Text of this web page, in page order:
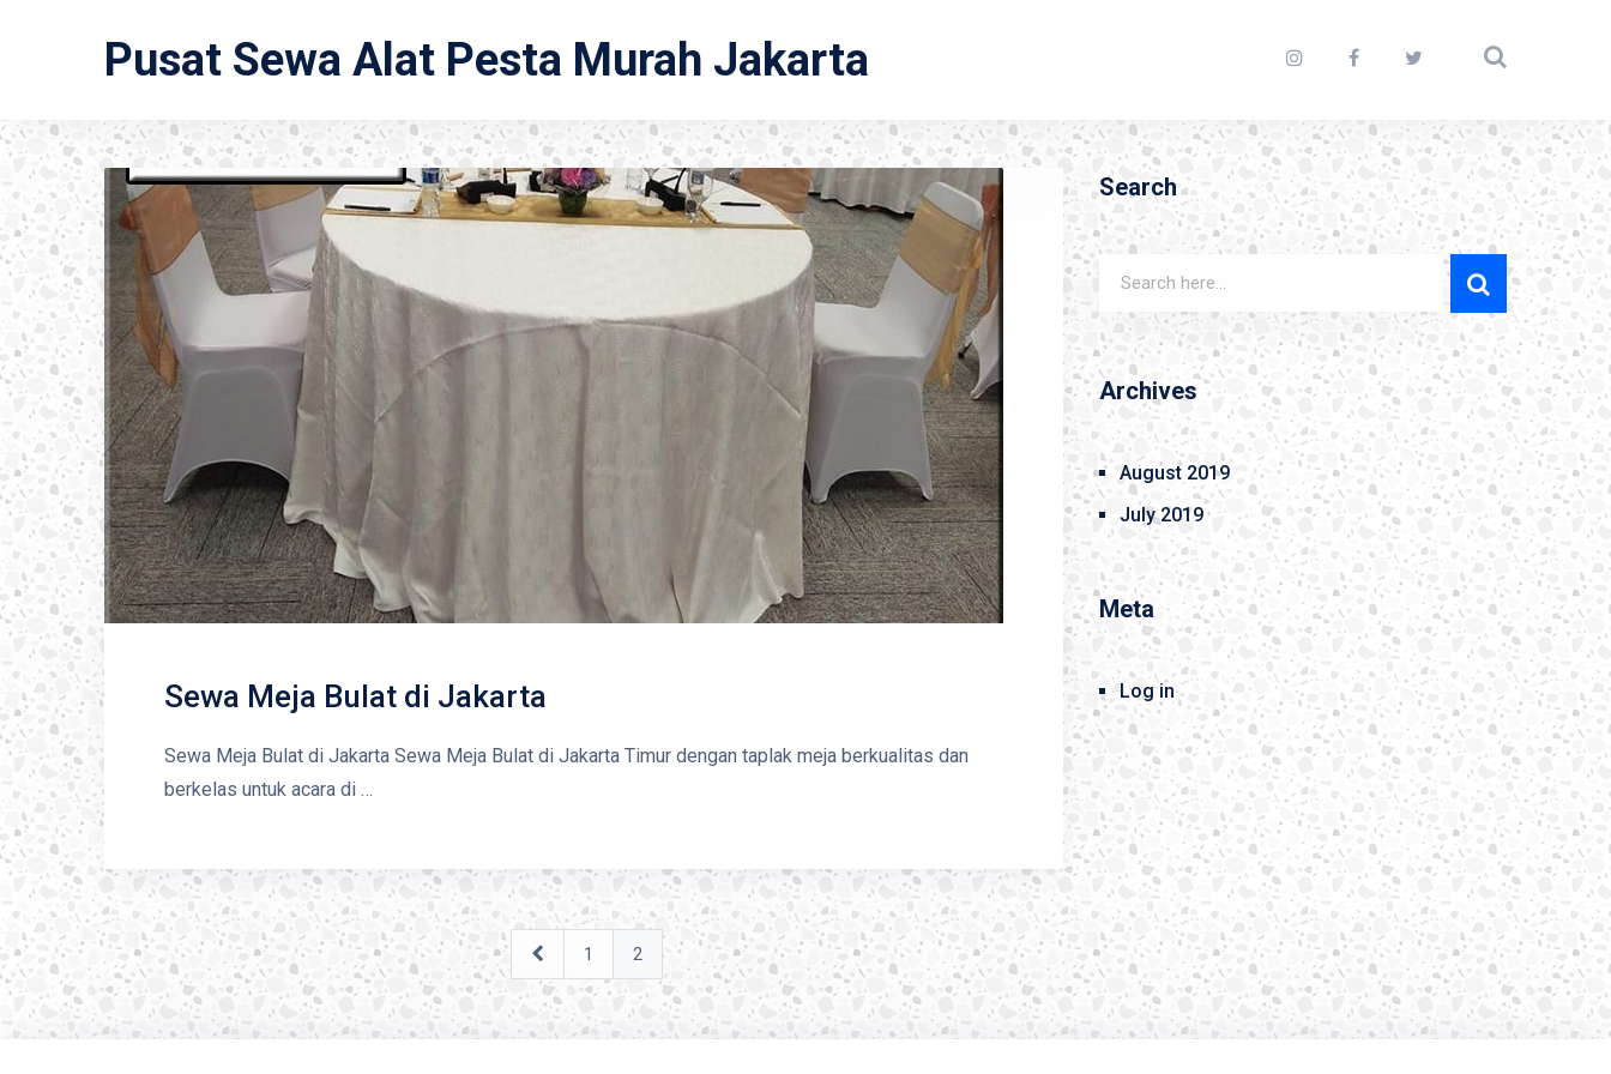
Pusat Sewa Alat Pesta Murah Jakarta
Sewa Meja Bulat di Jakarta
Sewa Meja Bulat di Jakarta Sewa Meja Bulat di Jakarta Timur dengan taplak meja berkualitas dan
berkelas untuk acara di …
Posts
navigation
1 2
Search
Archives
August 2019
July 2019
Meta
Log in